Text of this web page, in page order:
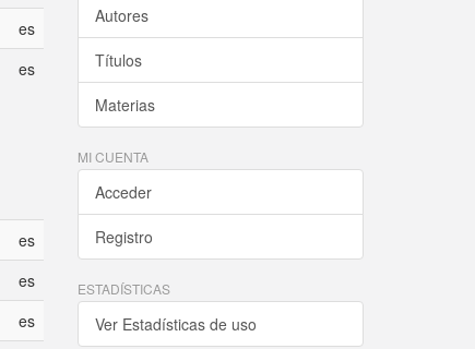
es
es
es
es
es
Autores
Títulos
Materias
MI CUENTA
Acceder
Registro
ESTADÍSTICAS
Ver Estadísticas de uso